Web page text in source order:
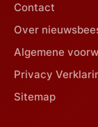
Contact
Over
Algemene
Privacy
Sitemap